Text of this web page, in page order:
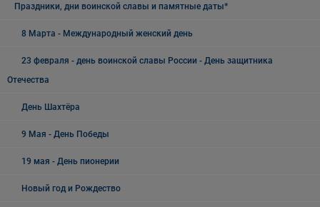
Праздники, дни воинской славы и памятные даты*
8 Марта - Международный женский день
23 февраля - день воинской славы России - День защитника
Отечества
День Шахтёра
9 Мая - День Победы
19 мая - День пионерии
Новый год и Рождество